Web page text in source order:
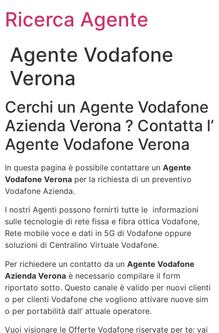
Ricerca Agente
Agente Vodafone
Verona
Cerchi un Agente Vodafone
Azienda Verona ? Contatta l’
Agente Vodafone Verona
In questa pagina è possibile contattare un Agente
Vodafone Verona per la richiesta di un preventivo
Vodafone Azienda.
I nostri Agenti possono fornirti tutte le informazioni
sulle tecnologie di rete fissa e fibra ottica Vodafone,
Rete mobile voce e dati in 5G di Vodafone oppure
soluzioni di Centralino Virtuale Vodafone.
Per richiedere un contatto da un Agente Vodafone
Azienda Verona è necessario compilare il form
riportato sotto. Questo canale è valido per nuovi clienti
o per clienti Vodafone che vogliono attivare nuove sim
o per portabilità dall’ attuale operatore.
Vuoi visionare le Offerte Vodafone riservate per te: vai